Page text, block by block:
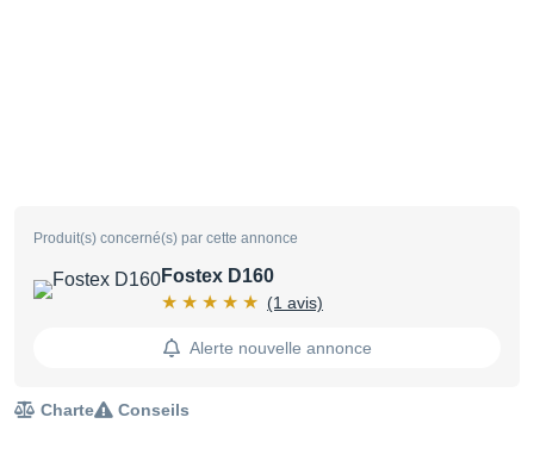
Produit(s) concerné(s) par cette annonce
Fostex D160
(1 avis)
Alerte nouvelle annonce
Charte Conseils